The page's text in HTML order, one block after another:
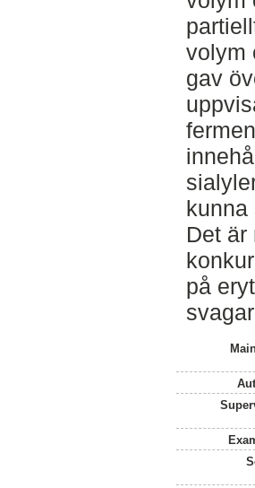
volym
gav
kunna
Det
på